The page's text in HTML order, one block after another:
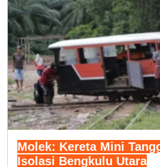
Molek: Kereta Mini
Isolasi Bengkulu Utara